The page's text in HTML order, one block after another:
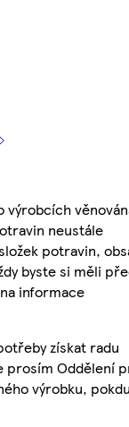
výrobcích
neustále
potravin,
byste si měli
informace
získat radu
prosím Oddělení
výrobku,